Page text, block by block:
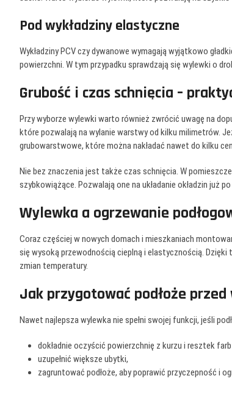
Pod wykładziny elastyczne
Wykładziny PCV czy dywanowe wymagają wyjątkowo
powierzchni. W tym przypadku sprawdzają się wylewki o
Grubość i czas schnięcia –
Przy wyborze wylewki warto również zwrócić uwagę na
które pozwalają na wylanie warstwy od kilku milimetrów.
grubowarstwowe, które można nakładać nawet do kilku
Nie bez znaczenia jest także czas schnięcia. W
szybkowiążące. Pozwalają one na układanie okładzin już
Wylewka a ogrzewanie
Coraz częściej w nowych domach i mieszkaniach
się wysoką przewodnością cieplną i elastycznością. Dzięki
zmian temperatury.
Jak przygotować podłoże
Nawet najlepsza wylewka nie spełni swojej funkcji, jeśli
dokładnie oczyścić powierzchnię z kurzu i resztek
uzupełnić większe ubytki,
zagruntować podłoże, aby poprawić przyczepność i